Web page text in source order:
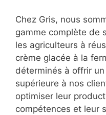
Chez Gris, nous
gamme complète de
les agriculteurs à
crème glacée à la
déterminés à offrir
supérieure à nos
optimiser leur
compétences et leur